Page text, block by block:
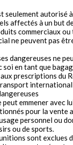
seulement autorisé
affectés à un but
commerciaux
ne peuvent pas
dangereuses ne
soi en tant que
prescriptions du
peut emmener avec
pour la vente
personnel ou
ou de sports.
sont exclues